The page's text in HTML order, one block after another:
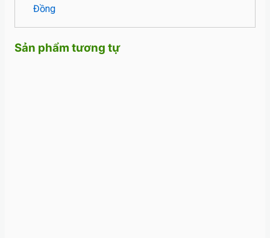
Đồng
Sản phẩm tương tự